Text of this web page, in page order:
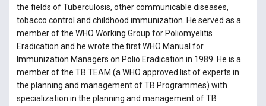
the fields of Tuberculosis, other communicable diseases,
tobacco control and childhood immunization. He served as a
member of the WHO Working Group for Poliomyelitis
Eradication and he wrote the first WHO Manual for
Immunization Managers on Polio Eradication in 1989. He is a
member of the ΤΒ ΤΕΑΜ (a WHO approved list of experts in
the planning and management of TB Programmes) with
specialization in the planning and management of TB